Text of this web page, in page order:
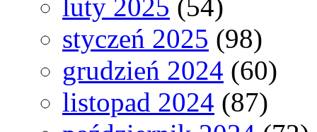
luty 2025 (54)
styczeń 2025 (98)
grudzień 2024 (60)
listopad 2024 (87)